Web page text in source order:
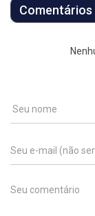
Comentários